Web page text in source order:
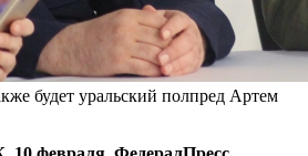
будет уральский полпред Артем